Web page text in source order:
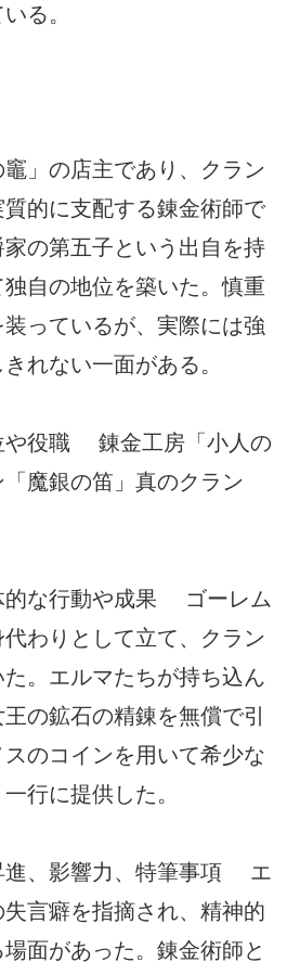
る。
」の店主であり、クラン
質的に支配する錬金術師で
の第五子という出自を持
自の地位を築いた。慎重
っているが、実際には強
れない一面がある。
や役職 錬金工房「小人の
魔銀の笛」真のクラン
的な行動や成果 ゴーレム
わりとして立て、クラン
。エルマたちが持ち込ん
の鉱石の精錬を無償で引
のコインを用いて希少な
行に提供した。
進、影響力、特筆事項 エ
言癖を指摘され、精神的
面があった。錬金術師と